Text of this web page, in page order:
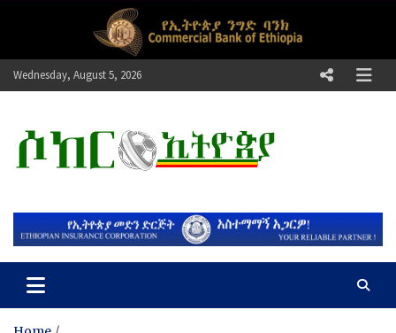
Wednesday, August 5, 2026
ሶከር ኢትዮጵያ